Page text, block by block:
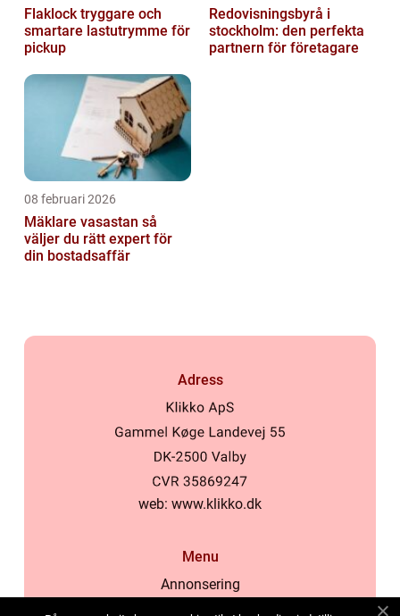
Flaklock tryggare och
smartare lastutrymme för
pickup
Redovisningsbyrå i
stockholm: den perfekta
partnern för företagare
08 februari 2026
Mäklare vasastan så
väljer du rätt expert för
din bostadsaffär
Adress
web: www.klikko.dk
Menu
Annonsering